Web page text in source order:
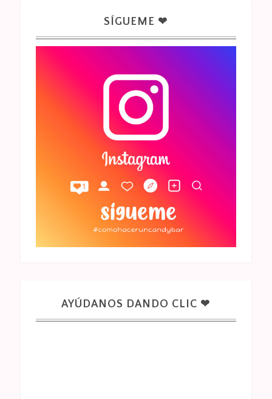
SÍGUEME ❤
AYÚDANOS DANDO CLIC ❤